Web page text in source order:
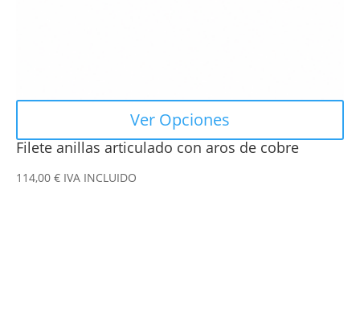
Filete anillas articulado con aros de cobre
114,00 € IVA INCLUIDO
Ver Opciones